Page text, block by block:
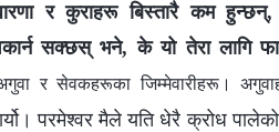
र कुराहरू बिस्तारै कम
सक्छस् भने, के यो तेरा लागि
र सेवकहरूका जिम्‍मेवारीहरू।
परमेश्‍वर मैले यति धेरै क्रोध